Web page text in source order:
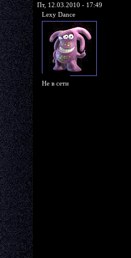
Пт, 12.03.2010 - 17:49
Lexy Dance
Не в сети